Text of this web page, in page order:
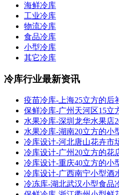
海鲜冷库
工业冷库
物流冷库
食品冷库
小型冷库
其它冷库
冷库行业最新资讯
疫苗冷库-上海25立方的后
保鲜冷库-广州天河区15立
水果冷库-深圳龙华水果店
水果冷库-湖南20立方的小
冷库设计-河北唐山花卉市
冷库设计-广州20立方的花
冷库设计-重庆40立方的小
冷库设计-广西南宁小型酒
冷冻库-湖北武汉小型食品